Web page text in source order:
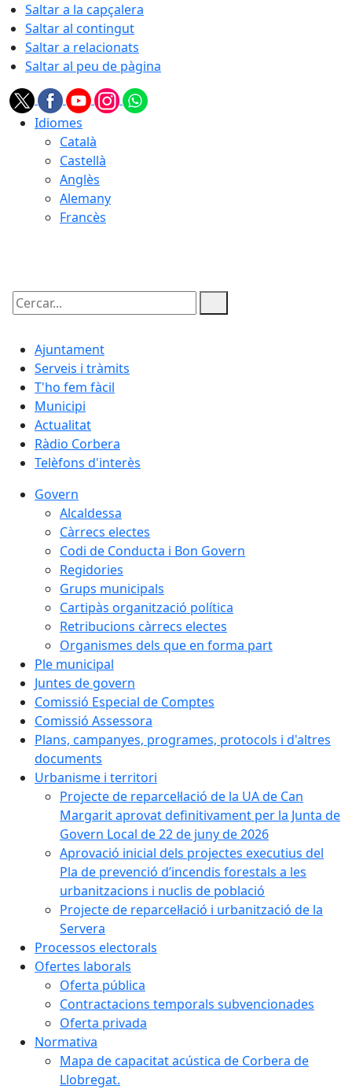
Saltar a la capçalera
Saltar al contingut
Saltar a relacionats
Saltar al peu de pàgina
Idiomes
Català
Castellà
Anglès
Alemany
Francès
Cercar:
Ajuntament
Serveis i tràmits
T'ho fem fàcil
Municipi
Actualitat
Ràdio Corbera
Telèfons d'interès
Govern
Alcaldessa
Càrrecs electes
Codi de Conducta i Bon Govern
Regidories
Grups municipals
Cartipàs organització política
Retribucions càrrecs electes
Organismes dels que en forma part
Ple municipal
Juntes de govern
Comissió Especial de Comptes
Comissió Assessora
Plans, campanyes, programes, protocols i d'altres
documents
Urbanisme i territori
Projecte de reparcel·lació de la UA de Can
Margarit aprovat definitivament per la Junta de
Govern Local de 22 de juny de 2026
Aprovació inicial dels projectes executius del
Pla de prevenció d’incendis forestals a les
urbanitzacions i nuclis de població
Projecte de reparcel·lació i urbanització de la
Servera
Processos electorals
Ofertes laborals
Oferta pública
Contractacions temporals subvencionades
Oferta privada
Normativa
Mapa de capacitat acústica de Corbera de
Llobregat.